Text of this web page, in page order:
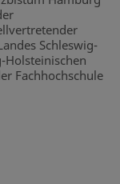
Schleswig-
Holsteinischen
Fachhochschule